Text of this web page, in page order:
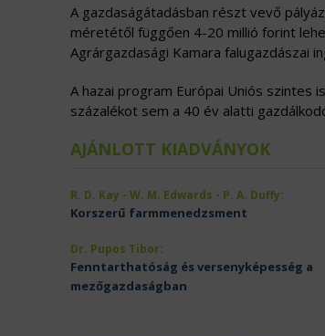
A gazdaságátadásban részt vevő
méretétől függően 4-20 millió forint
Agrárgazdasági Kamara falugazdászai
A hazai program Európai Uniós szintes
százalékot sem a 40 év alatti
AJÁNLOTT KIADVÁNYOK
R. D. Kay - W. M. Edwards - P. A. Duffy:
Korszerű farmmenedzsment
Dr. Pupos Tibor:
Fenntarthatóság és versenyképesség a
mezőgazdaságban